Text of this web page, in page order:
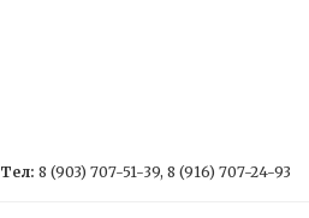
Тел: 8 (903) 707-51-39, 8 (916) 707-24-93